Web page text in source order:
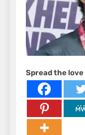
Spread the love